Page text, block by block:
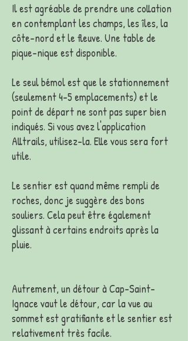
Il est agréable de prendre une collation
en contemplant les champs, les îles, la
côte-nord et le fleuve. Une table de
pique-nique est disponible.
Le seul bémol est que le stationnement
(seulement 4-5 emplacements) et le
point de départ ne sont pas super bien
indiqués. Si vous avez l'application
Alltrails, utilisez-la. Elle vous sera fort
utile.
Le sentier est quand même rempli de
roches, donc je suggère des bons
souliers. Cela peut être également
glissant à certains endroits après la
pluie.
Autrement, un détour à Cap-Saint-
Ignace vaut le détour, car la vue au
sommet est gratifiante et le sentier est
relativement très facile.